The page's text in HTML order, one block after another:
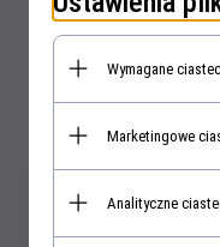
Wymagane
Marketingowe
Analityczne